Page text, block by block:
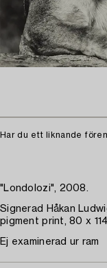
Har du ett liknande
"Londolozi", 2008.
Signerad Håkan
pigment print, 80 x
Ej examinerad ur ram